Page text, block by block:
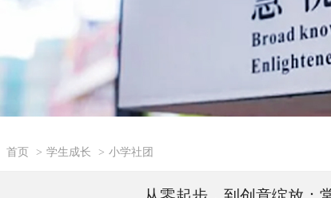
首页 > 学生成长 > 小学社团